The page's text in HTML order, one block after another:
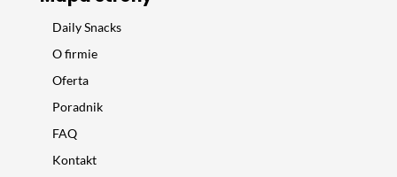
Daily Snacks
O firmie
Oferta
Poradnik
FAQ
Kontakt